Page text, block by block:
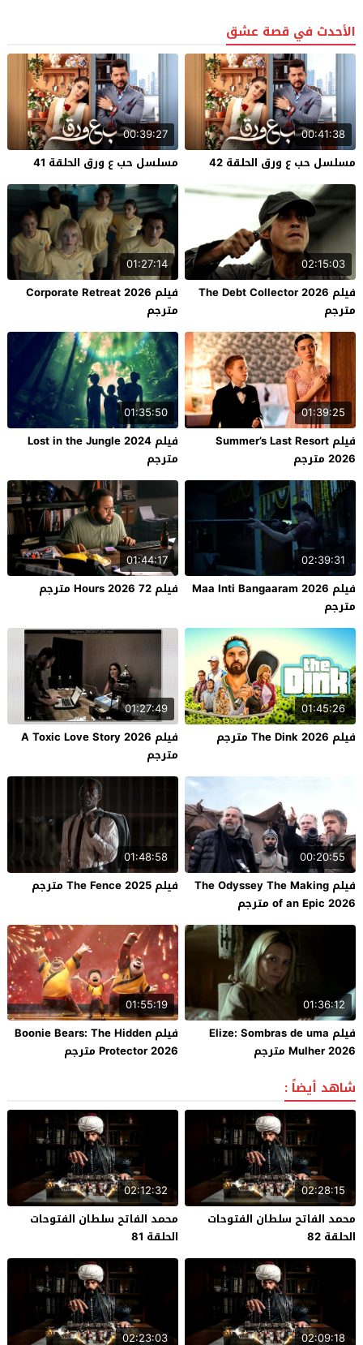
الأحدث في قصة عشق
00:41:38
مسلسل حب ع ورق الحلقة 42
00:39:27
مسلسل حب ع ورق الحلقة 41
02:15:03
فيلم The Debt Collector 2026
مترجم
01:27:14
فيلم Corporate Retreat 2026
مترجم
01:39:25
فيلم Summer’s Last Resort
2026 مترجم
01:35:50
فيلم Lost in the Jungle 2024
مترجم
02:39:31
فيلم Maa Inti Bangaaram 2026
مترجم
01:44:17
فيلم 72 Hours 2026 مترجم
01:45:26
فيلم The Dink 2026 مترجم
01:27:49
فيلم A Toxic Love Story 2026
مترجم
00:20:55
فيلم The Odyssey The Making
of an Epic 2026 مترجم
01:48:58
فيلم The Fence 2025 مترجم
01:36:12
فيلم Elize: Sombras de uma
Mulher 2026 مترجم
01:55:19
فيلم Boonie Bears: The Hidden
Protector 2026 مترجم
شاهد أيضاً :
02:28:15
محمد الفاتح سلطان الفتوحات
الحلقة 82
02:12:32
محمد الفاتح سلطان الفتوحات
الحلقة 81
02:09:18
02:23:03